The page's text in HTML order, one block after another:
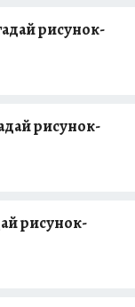
рисунок-
рисунок-
рисунок-